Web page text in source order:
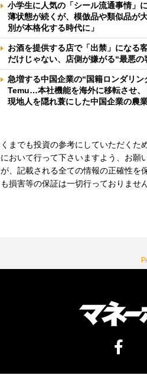
小学生に人気の「シール流通事情
薄状態が続くが、模倣品や類似品
別が本格化する時代に」
お酒を提供する店で「出禁」にな
だけじゃない、店側が嫌がる“最悪の
急増する中国企業の“国籍ロンダリ
Temu…本社機能を海外に移転させ
現地人を隠れ蓑にした中国企業の農
までも投資の参考にしていただくた
おいて行って下さいますよう、お願
、記載される全ての情報の正確性を
損害等の保証は一切行っておりませ